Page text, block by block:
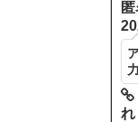
匿
れ